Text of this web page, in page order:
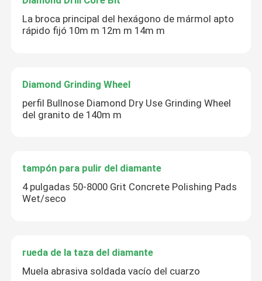
La broca principal del hexágono de mármol apto
rápido fijó 10m m 12m m 14m m
Diamond Grinding Wheel
perfil Bullnose Diamond Dry Use Grinding Wheel
del granito de 140m m
tampón para pulir del diamante
4 pulgadas 50-8000 Grit Concrete Polishing Pads
Wet/seco
rueda de la taza del diamante
Muela abrasiva soldada vacío del cuarzo